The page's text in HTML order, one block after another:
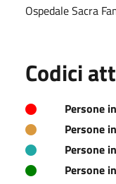
Ospedale Sacra
Codici
Persone
Persone
Persone
Persone